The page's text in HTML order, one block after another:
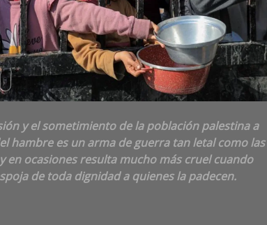
y el sometimiento de la población palestina a
hambre es un arma de guerra tan letal como las
en ocasiones resulta mucho más cruel cuando
de toda dignidad a quienes la padecen.